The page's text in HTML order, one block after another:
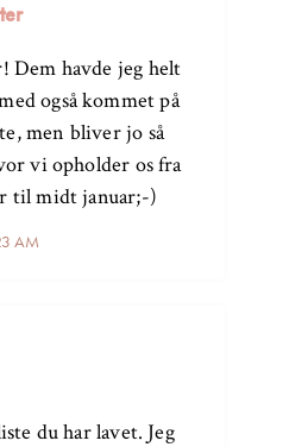
AM
Dem havde jeg helt
også kommet på
men bliver jo så
vi opholder os fra
til midt januar;-)
du har lavet. Jeg